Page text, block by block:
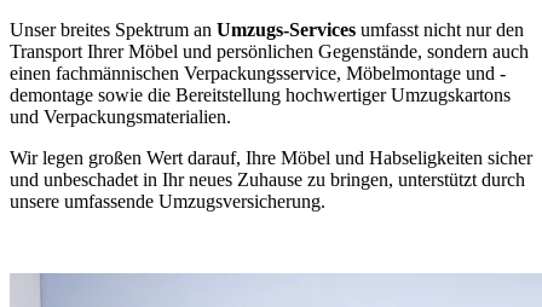
Unser breites Spektrum an Umzugs-Services umfasst nicht nur den
Transport Ihrer Möbel und persönlichen Gegenstände, sondern auch
einen fachmännischen Verpackungsservice, Möbelmontage und -
demontage sowie die Bereitstellung hochwertiger Umzugskartons
und Verpackungsmaterialien.
Wir legen großen Wert darauf, Ihre Möbel und Habseligkeiten sicher
und unbeschadet in Ihr neues Zuhause zu bringen, unterstützt durch
unsere umfassende Umzugsversicherung.